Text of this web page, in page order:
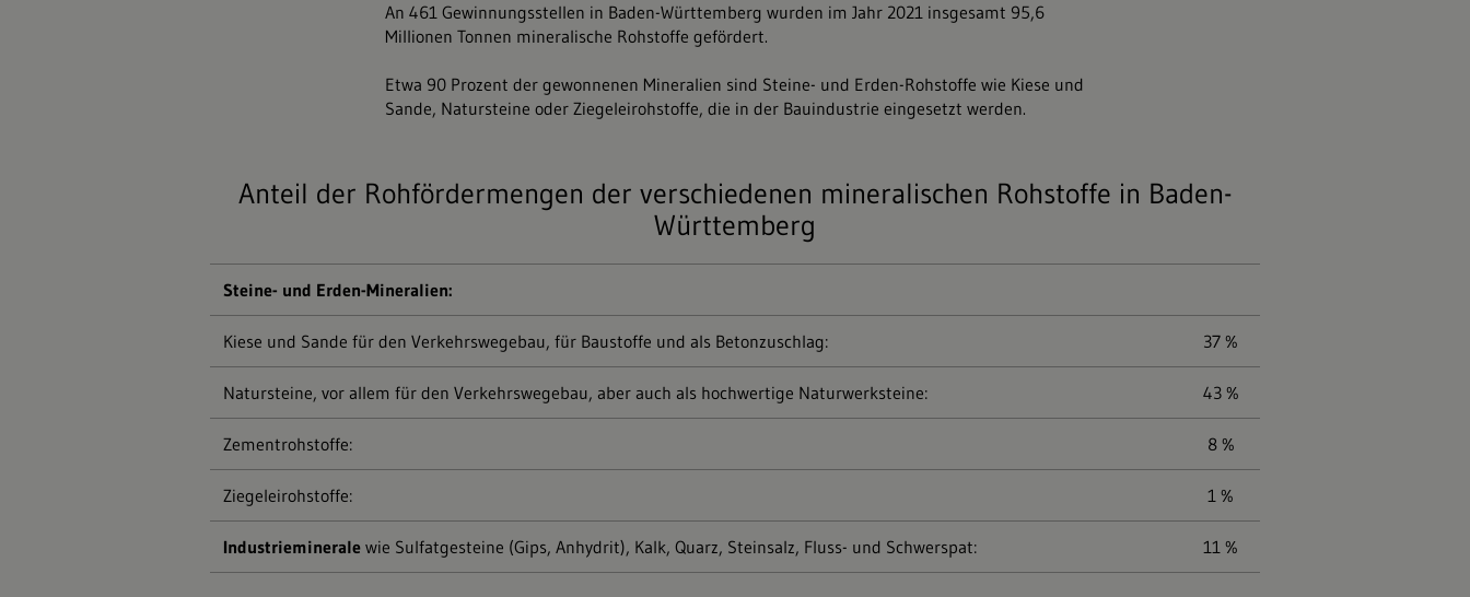
An 461 Gewinnungsstellen in Baden-Württemberg wurden im Jahr 2021 insgesamt 95,6
Millionen Tonnen mineralische Rohstoffe gefördert.
Etwa 90 Prozent der gewonnenen Mineralien sind Steine- und Erden-Rohstoffe wie Kiese und
Sande, Natursteine oder Ziegeleirohstoffe, die in der Bauindustrie eingesetzt werden.
Anteil der Rohfördermengen der verschiedenen mineralischen Rohstoffe in Baden-
Württemberg
Steine- und Erden-Mineralien:
Kiese und Sande für den Verkehrswegebau, für Baustoffe und als Betonzuschlag: 37 %
Natursteine, vor allem für den Verkehrswegebau, aber auch als hochwertige Naturwerksteine: 43 %
Zementrohstoffe: 8 %
Ziegeleirohstoffe: 1 %
Industrieminerale wie Sulfatgesteine (Gips, Anhydrit), Kalk, Quarz, Steinsalz, Fluss- und Schwerspat: 11 %